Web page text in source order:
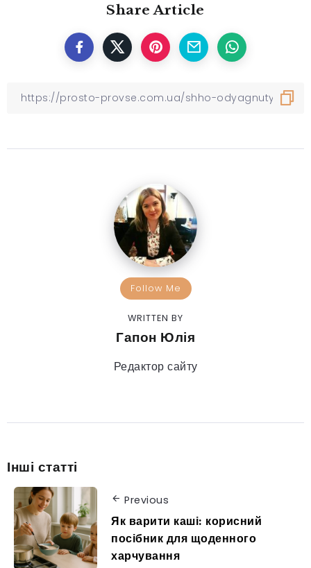
Share Article
Follow Me
WRITTEN BY
Гапон Юлія
Редактор сайту
Інші статті
Previous
Як варити каші: корисний
посібник для щоденного
харчування